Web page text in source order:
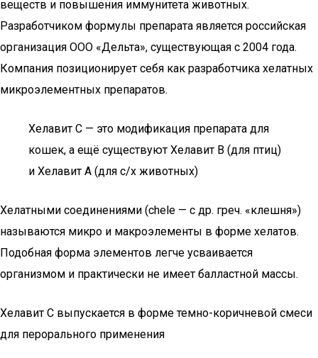
веществ и повышения иммунитета животных.
Разработчиком формулы препарата является российская
организация ООО «Дельта», существующая с 2004 года.
Компания позиционирует себя как разработчика хелатных
микроэлементных препаратов.
Хелавит C — это модификация препарата для
кошек, а ещё существуют Хелавит B (для птиц)
и Хелавит A (для с/х животных)
Хелатными соединениями (chele — с др. греч. «клешня»)
называются микро и макроэлементы в форме хелатов.
Подобная форма элементов легче усваивается
организмом и практически не имеет балластной массы.
Хелавит С выпускается в форме темно-коричневой смеси
для перорального применения